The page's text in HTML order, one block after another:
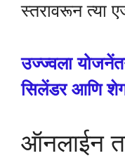
स्तरावरून त्या
उज्ज्वला
सिलेंडर आणि
ऑनलाईन